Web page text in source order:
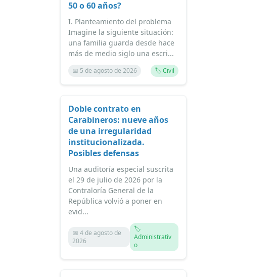
50 o 60 años?
I. Planteamiento del problema
Imagine la siguiente situación:
una familia guarda desde hace
más de medio siglo una escri...
📅 5 de agosto de 2026 🏷️ Civil
Doble contrato en
Carabineros: nueve años
de una irregularidad
institucionalizada.
Posibles defensas
Una auditoría especial suscrita
el 29 de julio de 2026 por la
Contraloría General de la
República volvió a poner en
evid...
📅 4 de agosto de
2026
🏷️
Administrativ
o